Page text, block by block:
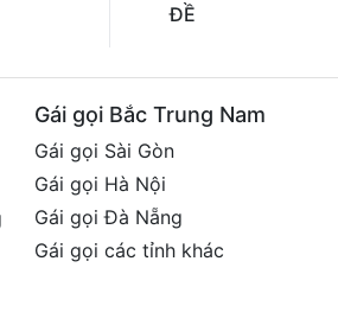
ĐỀ
Gái gọi Bắc Trung Nam
Gái gọi Sài Gòn
Gái gọi Hà Nội
Gái gọi Đà Nẵng
Gái gọi các tỉnh khác